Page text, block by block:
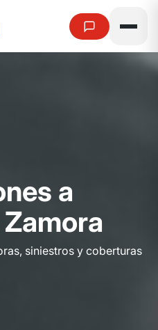
nes a
Zamora
siniestros y coberturas